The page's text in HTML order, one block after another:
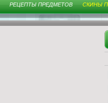
РЕЦЕПТЫ ПРЕДМЕТОВ СКИНЫ